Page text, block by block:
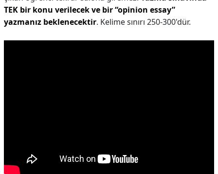
TEK bir konu verilecek ve bir “opinion essay”
yazmanız beklenecektir. Kelime sınırı 250-300'dür.